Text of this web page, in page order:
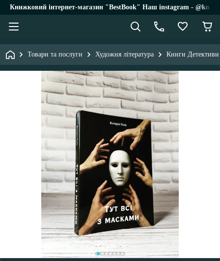
Книжковий інтернет-магазин "BestBook" Наш instagram -
Товари та послуги Художня література Книги Детективи